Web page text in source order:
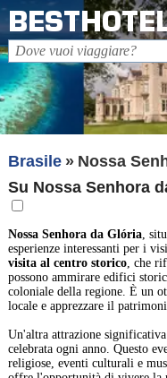
Brasile
Nossa
Su Nossa Senhora
Nossa Senhora da Glória,
esperienze interessanti per i
visita al centro storico, che
possono ammirare edifici
coloniale della regione. È un
locale e apprezzare il
Un'altra attrazione
celebrata ogni anno. Questo
religiose, eventi culturali e